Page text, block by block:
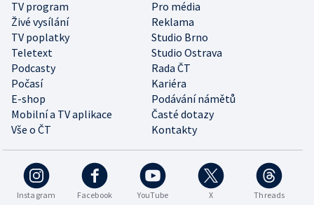
TV program
Pro média
Živé vysílání
Reklama
TV poplatky
Studio Brno
Teletext
Studio Ostrava
Podcasty
Rada ČT
Počasí
Kariéra
E-shop
Podávání námětů
Mobilní a TV aplikace
Časté dotazy
Vše o ČT
Kontakty
Instagram Facebook YouTube X Threads